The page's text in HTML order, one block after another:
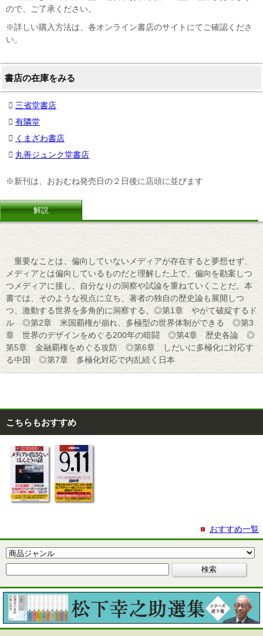
ので、ご了承ください。
※詳しい購入方法は、各オンライン書店のサイトにてご確認くださ
い。
書店の在庫をみる
三省堂書店
有隣堂
くまざわ書店
丸善ジュンク堂書店
※新刊は、おおむね発売日の２日後に店頭に並びます
解説
重要なことは、偏向していないメディアが存在すると夢想せず、
メディアとは偏向しているものだと理解した上で、偏向を勘案しつ
つメディアに接し、自分なりの洞察や試論を重ねていくことだ。本
書では、そのような視点に立ち、著者の独自の歴史論も展開しつ
つ、激動する世界を多角的に洞察する。◎第1章 やがて破綻するド
ル ◎第2章 米国覇権が崩れ、多極型の世界体制ができる ◎第3
章 世界のデザインをめぐる200年の暗闘 ◎第4章 歴史各論 ◎
第5章 金融覇権をめぐる攻防 ◎第6章 しだいに多極化に対応す
る中国 ◎第7章 多極化対応で内乱続く日本
こちらもおすすめ
おすすめ一覧